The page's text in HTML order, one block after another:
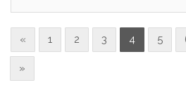
« 1 2 3 4 5
»